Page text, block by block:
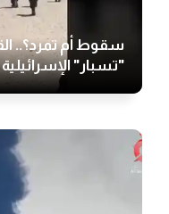
سقوط أم تمرد؟..
"تسبار" الإسرائيلية